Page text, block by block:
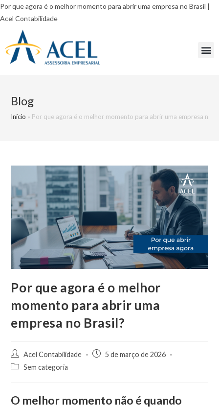
Por que agora é o melhor momento para abrir uma empresa no Brasil |
Acel Contabilidade
Blog
Início » Por que agora é o melhor momento para abrir uma empresa no
Por que agora é o melhor
momento para abrir uma
empresa no Brasil?
Acel Contabilidade
5 de março de 2026
Sem categoria
O melhor momento não é quando